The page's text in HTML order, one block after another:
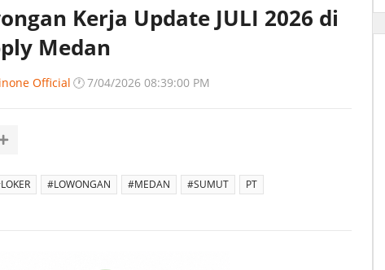
Kerja Update JULI 2026 di
Medan
Official 🕐7/04/2026 08:39:00 PM
#LOWONGAN #MEDAN #SUMUT
PT